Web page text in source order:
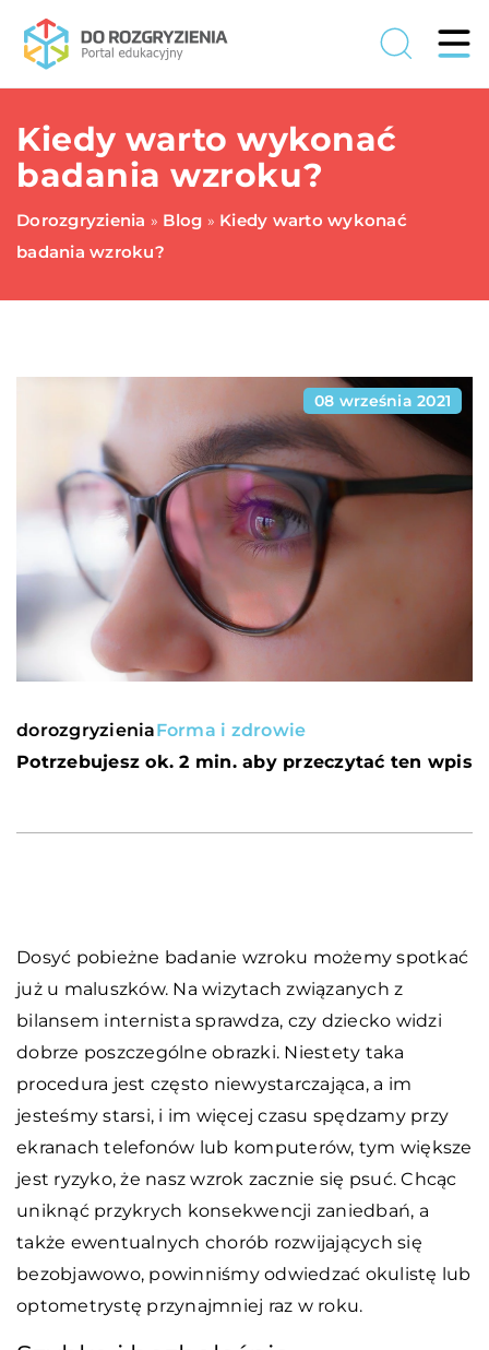
Kiedy warto wykonać
badania wzroku?
Dorozgryzienia » Blog » Kiedy warto wykonać
badania wzroku?
08 września 2021
dorozgryzieniaForma i zdrowie
Potrzebujesz ok. 2 min. aby przeczytać ten wpis
Dosyć pobieżne badanie wzroku możemy spotkać
już u maluszków. Na wizytach związanych z
bilansem internista sprawdza, czy dziecko widzi
dobrze poszczególne obrazki. Niestety taka
procedura jest często niewystarczająca, a im
jesteśmy starsi, i im więcej czasu spędzamy przy
ekranach telefonów lub komputerów, tym większe
jest ryzyko, że nasz wzrok zacznie się psuć. Chcąc
uniknąć przykrych konsekwencji zaniedbań, a
także ewentualnych chorób rozwijających się
bezobjawowo, powinniśmy odwiedzać okulistę lub
optometrystę przynajmniej raz w roku.